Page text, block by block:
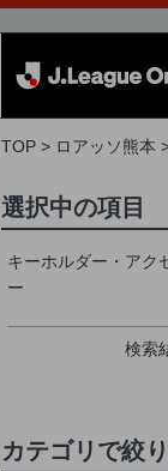
TOP ロアッソ熊本
選択中の項目
キーホルダー・アク
ー
検索
カテゴリで絞